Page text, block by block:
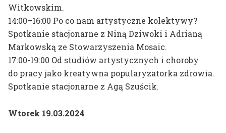
Witkowskim.
14:00–16:00 Po co nam artystyczne kolektywy?
Spotkanie stacjonarne z Niną Dziwoki i Adrianą
Markowską ze Stowarzyszenia Mosaic.
17:00-19:00 Od studiów artystycznych i choroby
do pracy jako kreatywna popularyzatorka zdrowia.
Spotkanie stacjonarne z Agą Szuścik.
Wtorek 19.03.2024